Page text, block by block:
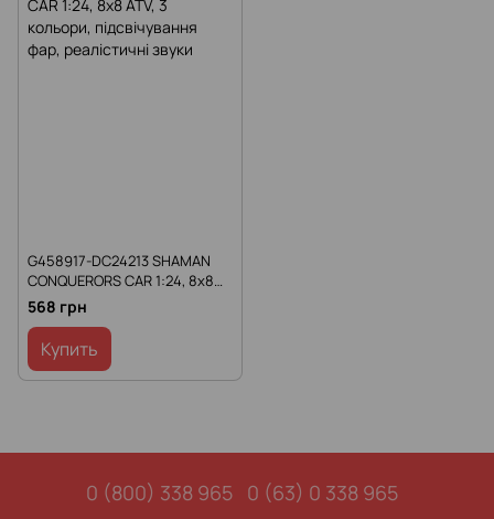
G458917-DC24213 SHAMAN
CONQUERORS CAR 1:24, 8x8
ATV, 3 кольори, підсвічування
фар, реалістичні звуки
568 грн
Купить
0 (800) 338 965 0 (63) 0 338 965